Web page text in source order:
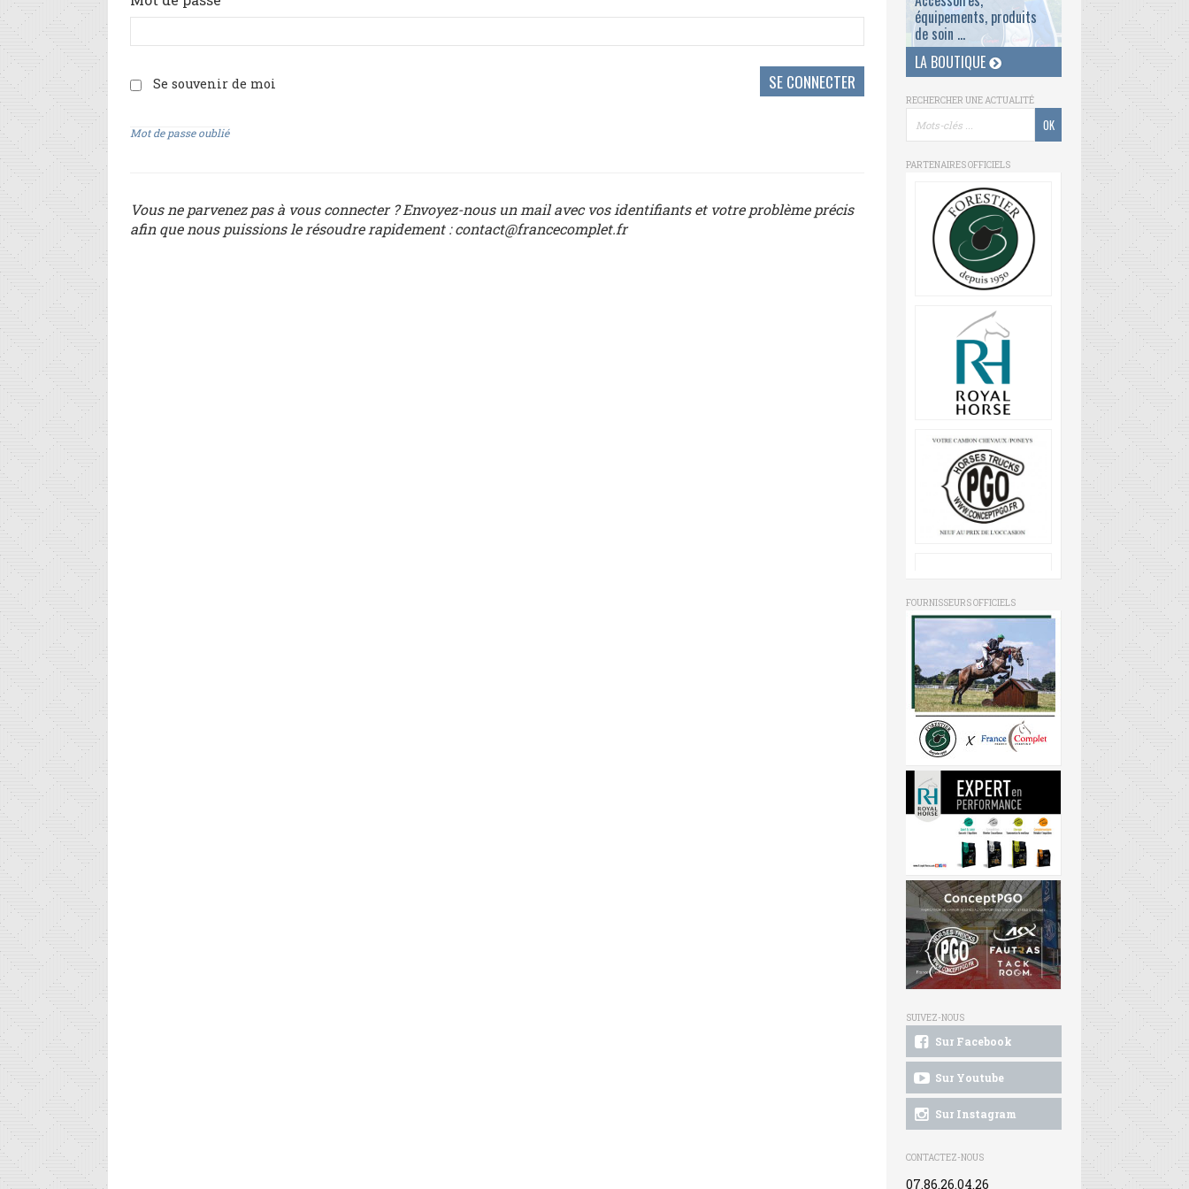
Se souvenir de moi
Mot de passe oublié
Vous ne parvenez pas à vous connecter ? Envoyez-nous un mail avec vos identifiants et votre problème précis
afin que nous puissions le résoudre rapidement : contact@francecomplet.fr
équipements, produits
de soin ...
LA BOUTIQUE
RECHERCHER UNE ACTUALITÉ
PARTENAIRES OFFICIELS
FOURNISSEURS OFFICIELS
SUIVEZ-NOUS
Sur Facebook
Sur Youtube
Sur Instagram
CONTACTEZ-NOUS
07.86.26.04.26